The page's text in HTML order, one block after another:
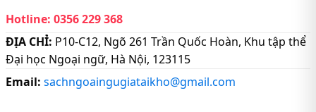
Hotline: 0356 229 368
ĐỊA CHỈ: P10-C12, Ngõ 261 Trần Quốc Hoàn, Khu tập thể
Đại học Ngoại ngữ, Hà Nội, 123115
Email: sachngoaingugiataikho@gmail.com